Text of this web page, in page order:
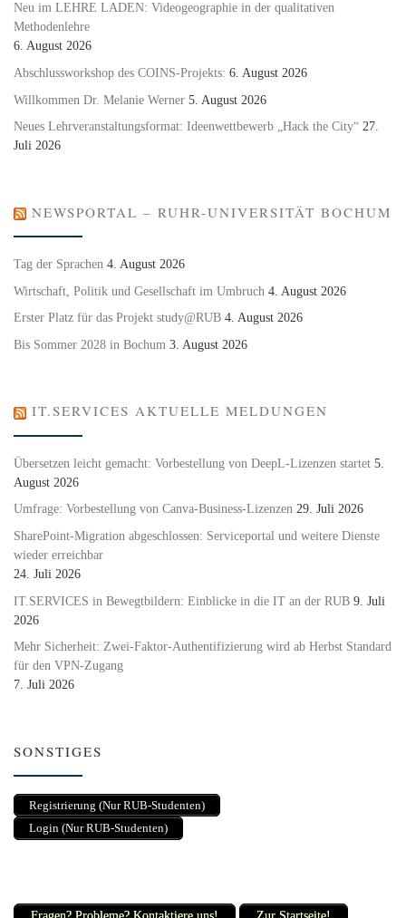
Neu im LEHRE LADEN: Videogeographie in der qualitativen
Methodenlehre
6. August 2026
Abschlussworkshop des COINS-Projekts: 6. August 2026
Willkommen Dr. Melanie Werner 5. August 2026
Neues Lehrveranstaltungsformat: Ideenwettbewerb „Hack the City“ 27.
Juli 2026
NEWSPORTAL – RUHR-UNIVERSITÄT BOCHUM
Tag der Sprachen 4. August 2026
Wirtschaft, Politik und Gesellschaft im Umbruch 4. August 2026
Erster Platz für das Projekt study@RUB 4. August 2026
Bis Sommer 2028 in Bochum 3. August 2026
IT.SERVICES AKTUELLE MELDUNGEN
Übersetzen leicht gemacht: Vorbestellung von DeepL-Lizenzen startet 5.
August 2026
Umfrage: Vorbestellung von Canva-Business-Lizenzen 29. Juli 2026
SharePoint-Migration abgeschlossen: Serviceportal und weitere Dienste
wieder erreichbar
24. Juli 2026
IT.SERVICES in Bewegtbildern: Einblicke in die IT an der RUB 9. Juli
2026
Mehr Sicherheit: Zwei-Faktor-Authentifizierung wird ab Herbst Standard
für den VPN-Zugang
7. Juli 2026
SONSTIGES
Registrierung (Nur RUB-Studenten)
Login (Nur RUB-Studenten)